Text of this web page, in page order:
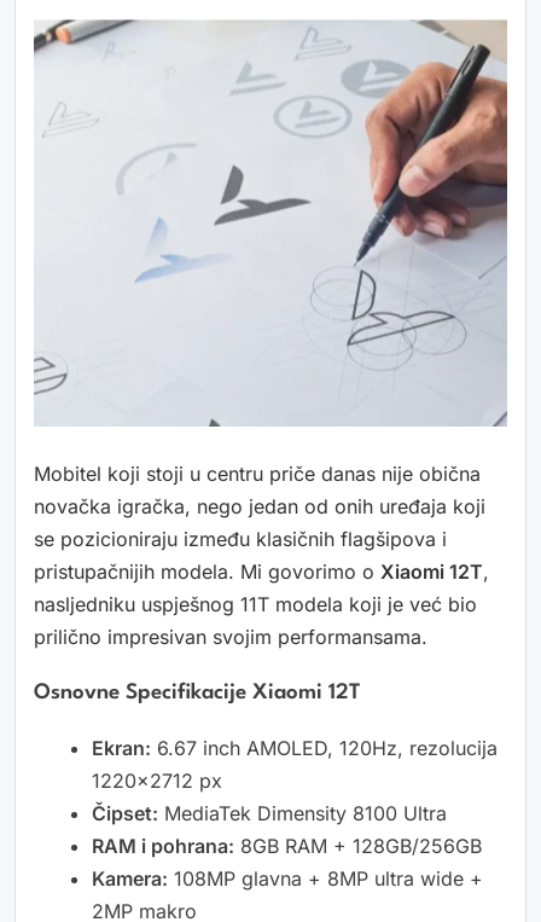
Mobitel koji stoji u centru priče danas nije obična
novačka igračka, nego jedan od onih uređaja koji
se pozicioniraju između klasičnih flagšipova i
pristupačnijih modela. Mi govorimo o Xiaomi 12T,
nasljedniku uspješnog 11T modela koji je već bio
prilično impresivan svojim performansama.
Osnovne Specifikacije Xiaomi 12T
Ekran: 6.67 inch AMOLED, 120Hz, rezolucija
1220×2712 px
Čipset: MediaTek Dimensity 8100 Ultra
RAM i pohrana: 8GB RAM + 128GB/256GB
Kamera: 108MP glavna + 8MP ultra wide +
2MP makro